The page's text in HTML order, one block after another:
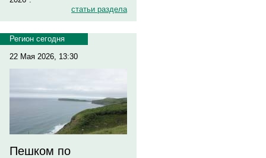
статьи раздела
Регион сегодня
22 Мая 2026, 13:30
Пешком по